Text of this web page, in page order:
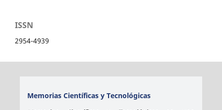
ISSN
2954-4939
Memorias Científicas y Tecnológicas